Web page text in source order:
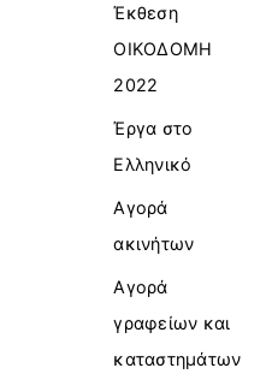
Έκθεση
ΟΙΚΟΔΟΜΗ
2022
Έργα στο
Ελληνικό
Αγορά
ακινήτων
Αγορά
γραφείων και
καταστημάτων